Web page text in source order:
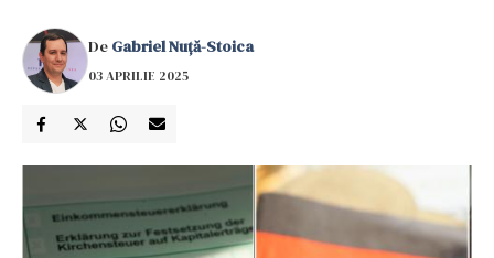
De Gabriel Nuță-Stoica
03 APRILIE 2025